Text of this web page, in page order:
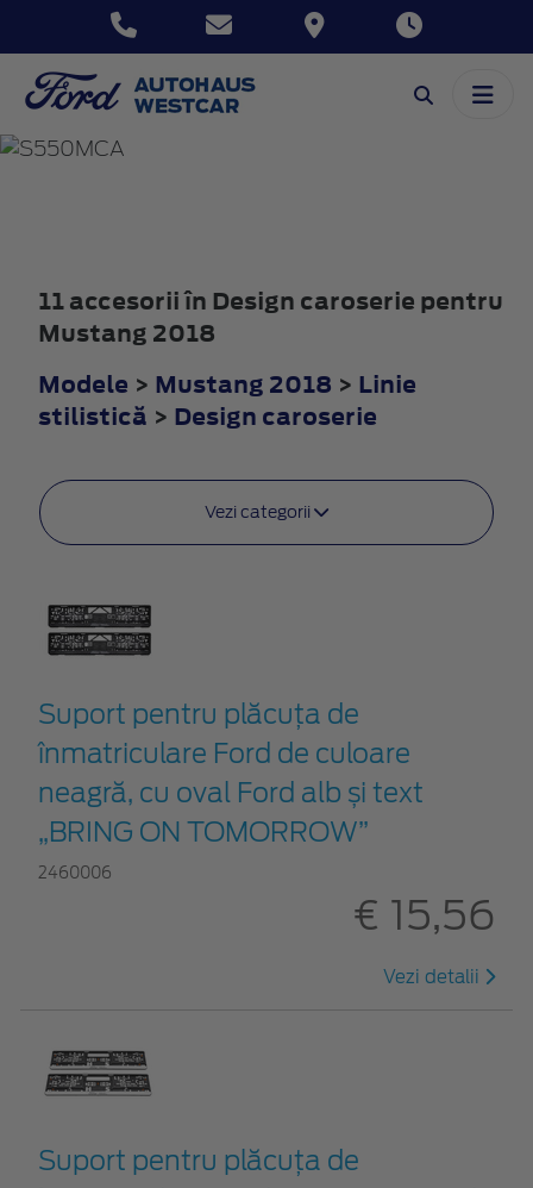
MUSTANG
11 accesorii în Design caroserie pentru
Mustang 2018
Modele > Mustang 2018 > Linie
stilistică > Design caroserie
Vezi categorii
Suport pentru plăcuța de
înmatriculare Ford de culoare
neagră, cu oval Ford alb și text
„BRING ON TOMORROW”
2460006
€ 15,56
Vezi detalii
Suport pentru plăcuța de